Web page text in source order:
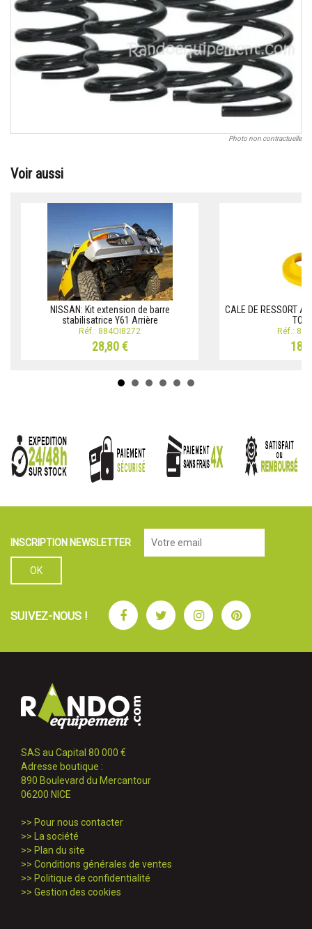
Photo non contractuelle
Voir aussi
NISSAN: Kit extension de barre
stabilisatrice Y61 Arrière
Réf.: 884OI8272
28,80 €
CALE DE RESSORT
Réf.:
INSCRIPTION NEWSLETTER
SUIVEZ-NOUS ! FacebookTwitterInstagramPinterest
SAS au Capital 80 000 €
Adresse boutique :
890 Boulevard du Mercantour
06200 NICE
>> Pour nous contacter
>>
La société
>> Plan du site
>> Conditions générales de ventes
>> Politique de confidentialité
>> Gestion des cookies